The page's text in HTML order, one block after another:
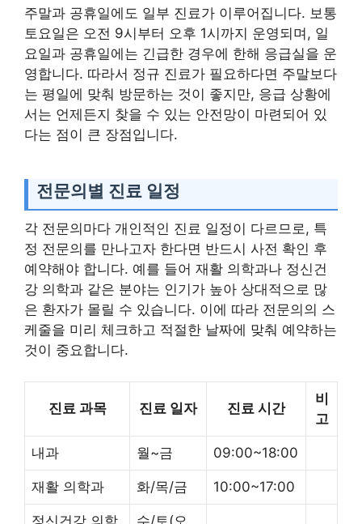
주말과 공휴일에도 일부 진료가 이루어집니다. 보통
토요일은 오전 9시부터 오후 1시까지 운영되며, 일
요일과 공휴일에는 긴급한 경우에 한해 응급실을 운
영합니다. 따라서 정규 진료가 필요하다면 주말보다
는 평일에 맞춰 방문하는 것이 좋지만, 응급 상황에
서는 언제든지 찾을 수 있는 안전망이 마련되어 있
다는 점이 큰 장점입니다.
전문의별 진료 일정
각 전문의마다 개인적인 진료 일정이 다르므로, 특
정 전문의를 만나고자 한다면 반드시 사전 확인 후
예약해야 합니다. 예를 들어 재활 의학과나 정신건
강 의학과 같은 분야는 인기가 높아 상대적으로 많
은 환자가 몰릴 수 있습니다. 이에 따라 전문의의 스
케줄을 미리 체크하고 적절한 날짜에 맞춰 예약하는
것이 중요합니다.
진료 과목 진료 일자 진료 시간
비
고
내과 월~금 09:00~18:00
재활 의학과 화/목/금 10:00~17:00
정신건강 의학
수/토(오